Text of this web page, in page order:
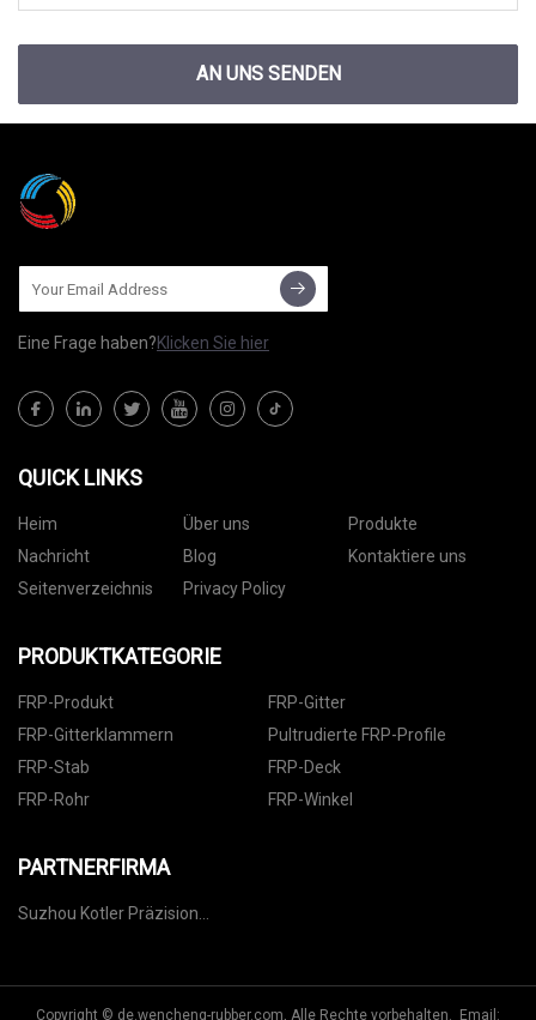
AN UNS SENDEN
Eine Frage haben?Klicken Sie hier
QUICK LINKS
Heim Über uns
Produkte
Nachricht
Blog
Kontaktiere uns
Seitenverzeichnis
Privacy Policy
PRODUKTKATEGORIE
FRP-Produkt
FRP-Gitter
FRP-Gitterklammern
Pultrudierte FRP-Profile
FRP-Stab
FRP-Deck
FRP-Rohr
FRP-Winkel
PARTNERFIRMA
Suzhou Kotler Präzision
Copyright © de.wencheng-rubber.com, Alle Rechte vorbehalten. Email: